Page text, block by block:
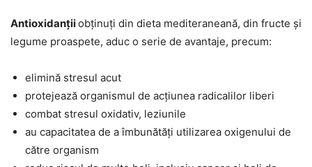
Antioxidanțiiobținuți din dieta mediteraneană, din fructe și
legume proaspete, aduc o serie de avantaje, precum:
elimină stresul acut
protejează organismul de acțiunea radicalilor liberi
combat stresul oxidativ, leziunile
au capacitatea de a îmbunătăți utilizarea oxigenului de
către organism